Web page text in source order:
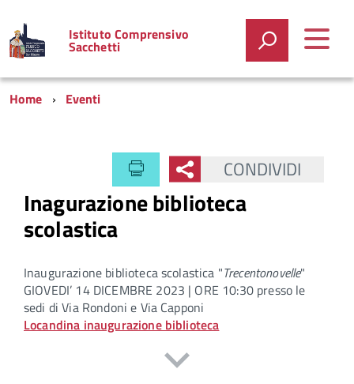
Istituto Comprensivo
Sacchetti
Home Eventi
CONDIVIDI
Inagurazione biblioteca
scolastica
Inaugurazione biblioteca scolastica "Trecentonovelle"
GIOVEDI’ 14 DICEMBRE 2023 | ORE 10:30 presso le
sedi di Via Rondoni e Via Capponi
Locandina inaugurazione biblioteca